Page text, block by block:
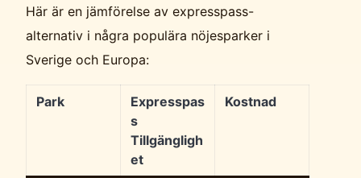
Här är en jämförelse av expresspass-
alternativ i några populära nöjesparker i
Sverige och Europa:
Park
Expresspas
s
Tillgängligh
et
Kostnad